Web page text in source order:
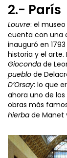
2.- París
Louvre: el
cuenta con una
inauguró en
historia y el
Gioconda de
pueblo de
D’Orsay: lo que
ahora uno de
obras más
hierba de Manet